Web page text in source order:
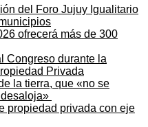
del Foro Jujuy Igualitario
ofrecerá más de 300
Congreso durante la
Privada
la tierra, que «no se
propiedad privada con eje